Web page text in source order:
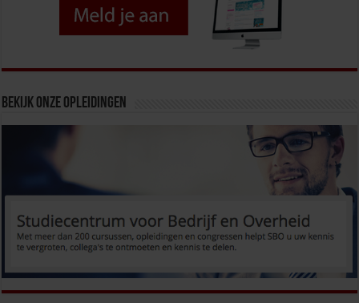
Bekijk onze opleidingen